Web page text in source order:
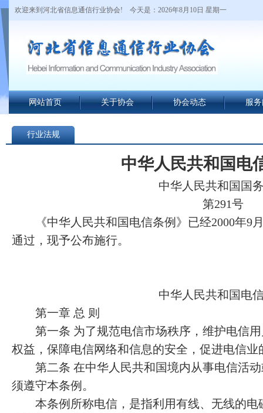
欢迎来到河北省信息通信行业协会! 今天是：2026年8月10日 星期一
网站首页 关于协会 协会动态 服
行业法规
中华人民共和国电
中华人民共和国国
第291号
《中华人民共和国电信条例》已经2000年9月
通过，现予公布施行。
中华人民共和国电
第一章 总 则
第一条 为了规范电信市场秩序，维护电信用
权益，保障电信网络和信息的安全，促进电信
第二条 在中华人民共和国境内从事电信活动
须遵守本条例。
本条例所称电信，是指利用有线、无线的电